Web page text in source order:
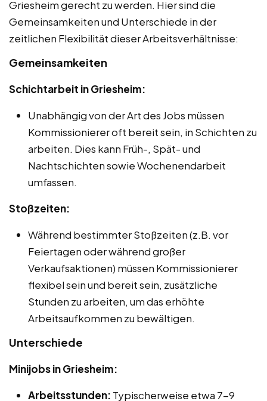
Griesheim gerecht zu werden. Hier sind die
Gemeinsamkeiten und Unterschiede in der
zeitlichen Flexibilität dieser Arbeitsverhältnisse:
Gemeinsamkeiten
Schichtarbeit in Griesheim:
Unabhängig von der Art des Jobs müssen
Kommissionierer oft bereit sein, in Schichten zu
arbeiten. Dies kann Früh-, Spät- und
Nachtschichten sowie Wochenendarbeit
umfassen.
Stoßzeiten:
Während bestimmter Stoßzeiten (z.B. vor
Feiertagen oder während großer
Verkaufsaktionen) müssen Kommissionierer
flexibel sein und bereit sein, zusätzliche
Stunden zu arbeiten, um das erhöhte
Arbeitsaufkommen zu bewältigen.
Unterschiede
Minijobs in Griesheim:
Arbeitsstunden: Typischerweise etwa 7-9